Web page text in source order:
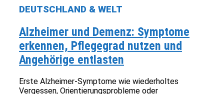
DEUTSCHLAND & WELT
Alzheimer und Demenz: Symptome
erkennen, Pflegegrad nutzen und
Angehörige entlasten
Erste Alzheimer-Symptome wie wiederholtes
Vergessen, Orientierungsprobleme oder